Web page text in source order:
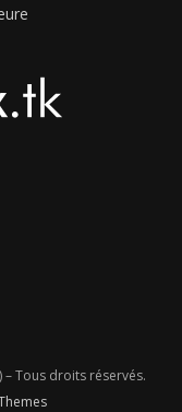
Tous droits réservés.